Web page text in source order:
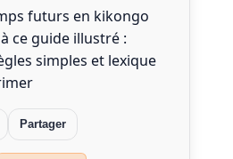
futurs en kikongo
ce guide illustré :
simples et lexique
Partager